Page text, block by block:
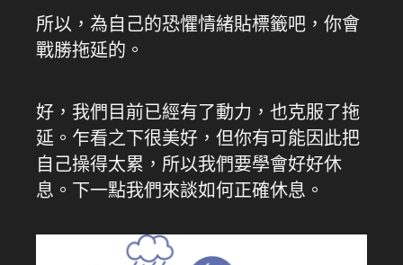
所以，為自己的恐懼情緒貼標籤吧，你會
戰勝拖延的。
好，我們目前已經有了動力，也克服了拖
延。乍看之下很美好，但你有可能因此把
自己操得太累，所以我們要學會好好休
息。下一點我們來談如何正確休息。